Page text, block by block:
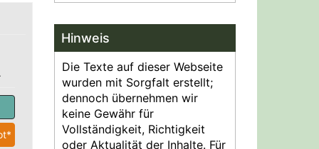
Hinweis
Die Texte auf dieser Webseite
wurden mit Sorgfalt erstellt;
dennoch übernehmen wir
keine Gewähr für
Vollständigkeit, Richtigkeit
oder Aktualität der Inhalte. Für